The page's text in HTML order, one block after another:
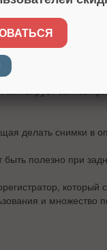
позволяющая
запись
делать снимки в
полезно при
который
и множество